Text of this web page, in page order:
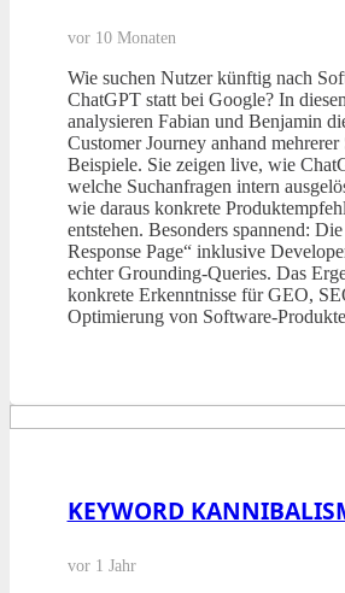
vor 10 Monaten
Wie suchen Nutzer künftig nach
ChatGPT statt bei Google? In
analysieren Fabian und Benjamin
Customer Journey anhand
Beispiele. Sie zeigen live, wie
welche Suchanfragen intern
wie daraus konkrete
entstehen. Besonders spannend:
Response Page“ inklusive
echter Grounding-Queries. Das
konkrete Erkenntnisse für GEO,
Optimierung von Software-
KEYWORD
vor 1 Jahr